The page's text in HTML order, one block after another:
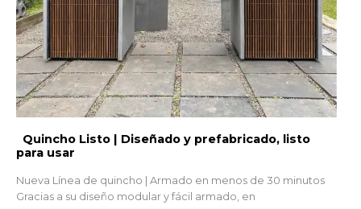
Quincho Listo | Diseñado y prefabricado, listo
para usar
Nueva Línea de quincho | Armado en menos de 30 minutos
Gracias a su diseño modular y fácil armado, en